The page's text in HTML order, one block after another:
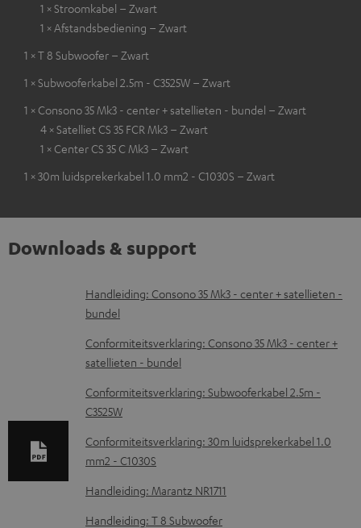
1 × Stroomkabel – Zwart
1 × Afstandsbediening – Zwart
1 × T 8 Subwoofer – Zwart
1 × Subwooferkabel 2.5m - C3525W – Zwart
1 × Consono 35 Mk3 - center + satellieten - bundel – Zwart
4 × Satelliet CS 35 FCR Mk3 – Zwart
1 × Center CS 35 C Mk3 – Zwart
1 × 30m luidsprekerkabel 1.0 mm2 - C1030S – Zwart
Downloads & support
D
o
w
n
l
o
a
d
d
o
Handleiding: Consono 35 Mk3 - center + satellieten -
bundel
Conformiteitsverklaring: Consono 35 Mk3 - center +
satellieten - bundel
Conformiteitsverklaring: Subwooferkabel 2.5m -
C3525W
Conformiteitsverklaring: 30m luidsprekerkabel 1.0
mm2 - C1030S
Handleiding: Marantz NR1711
Handleiding: T 8 Subwoofer